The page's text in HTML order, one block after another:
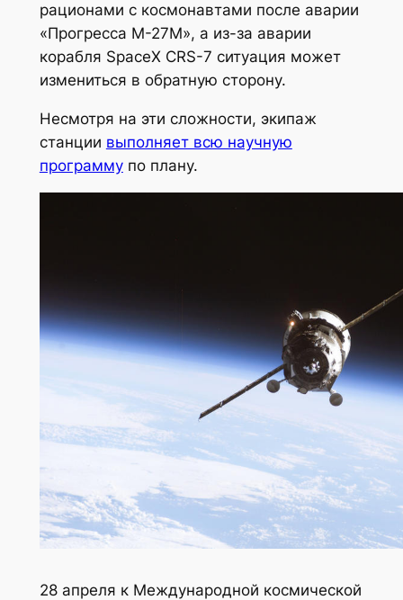
рационами с космонавтами после аварии
«Прогресса М-27М», а из-за аварии
корабля SpaceX CRS-7 ситуация может
измениться в обратную сторону.
Несмотря на эти сложности, экипаж
станции выполняет всю научную
программупо плану.
28 апреля к Международной космической